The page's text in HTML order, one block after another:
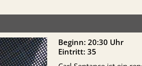
Beginn: 20:30 Uhr
Eintritt: 35